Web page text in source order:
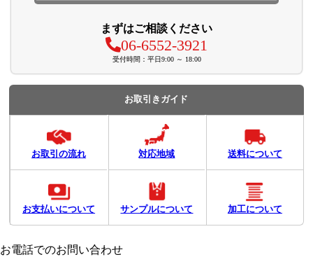
まずはご相談ください
06-6552-3921
受付時間：平日9:00 ～ 18:00
お取引きガイド
お取引の流れ 対応地域 送料について
お支払いについて サンプルについて 加工について
お電話でのお問い合わせ